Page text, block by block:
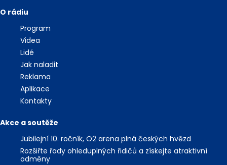
O rádiu
Program
Videa
Lidé
Jak naladit
Reklama
Aplikace
Kontakty
Akce a soutěže
Jubilejní 10. ročník, O2 arena plná českých hvězd
Rozšiřte řady ohleduplných řidičů a získejte atraktivní
odměny